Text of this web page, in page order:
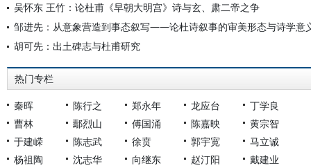
吴怀东 王竹：论杜甫《早朝大明宫》诗与玄、肃二帝之争
邹进先：从意象营造到事态叙写——论杜诗叙事的审美形态与诗学意
胡可先：出土碑志与杜甫研究
热门专栏
秦晖 陈行之 郑永年 龙应台
丁学良
曹林
鄢烈山 傅国涌 陈嘉映
黄宗智
于建嵘
陈志武 徐贲 郭宇宽
马立诚
杨祖陶
沈志华 向继东 赵汀阳
戴建业